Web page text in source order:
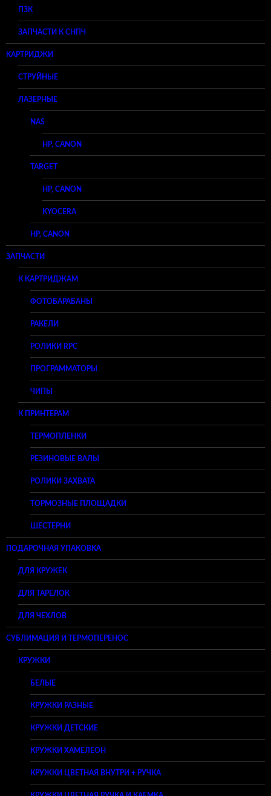
ПЗК
ЗАПЧАСТИ К СНПЧ
КАРТРИДЖИ
СТРУЙНЫЕ
ЛАЗЕРНЫЕ
NAS
HP, CANON
TARGET
HP, CANON
KYOCERA
HP, CANON
ЗАПЧАСТИ
К КАРТРИДЖАМ
ФОТОБАРАБАНЫ
РАКЕЛИ
РОЛИКИ RPC
ПРОГРАММАТОРЫ
ЧИПЫ
К ПРИНТЕРАМ
ТЕРМОПЛЕНКИ
РЕЗИНОВЫЕ ВАЛЫ
РОЛИКИ ЗАХВАТА
ТОРМОЗНЫЕ ПЛОЩАДКИ
ШЕСТЕРНИ
ПОДАРОЧНАЯ УПАКОВКА
ДЛЯ КРУЖЕК
ДЛЯ ТАРЕЛОК
ДЛЯ ЧЕХЛОВ
СУБЛИМАЦИЯ И ТЕРМОПЕРЕНОС
КРУЖКИ
БЕЛЫЕ
КРУЖКИ РАЗНЫЕ
КРУЖКИ ДЕТСКИЕ
КРУЖКИ ХАМЕЛЕОН
КРУЖКИ ЦВЕТНАЯ ВНУТРИ + РУЧКА